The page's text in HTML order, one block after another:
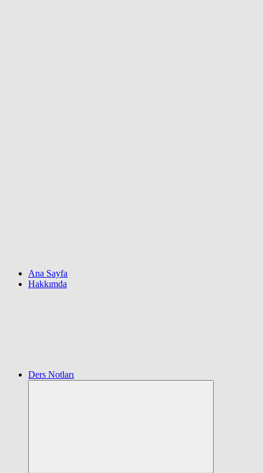
Ana Sayfa
Hakkımda
Ders Notları